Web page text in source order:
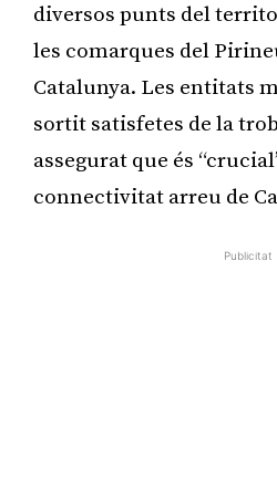
diversos punts del
les comarques del
Catalunya. Les entitats
sortit satisfetes de la
assegurat que és
connectivitat arreu de
Publicitat